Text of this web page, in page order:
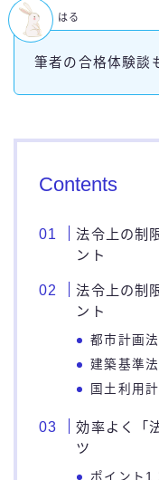
筆者の合格体験談
はる
Contents
法令上の制
ント
法令上の制
ント
都市計画法
建築基準法
国土利用
効率よく「
ツ
ポイント1